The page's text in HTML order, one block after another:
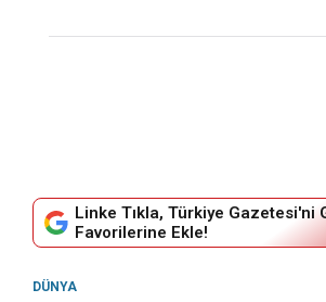
Linke Tıkla, Türkiye Gazetesi'ni
Favorilerine Ekle!
DÜNYA